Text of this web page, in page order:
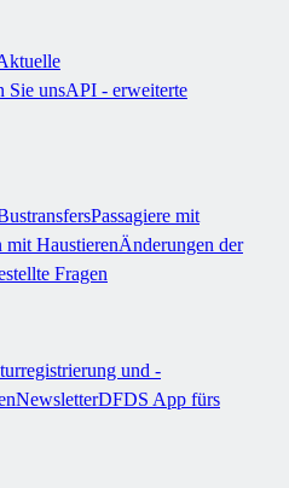
Sie unsAPI - erweiterte
Passagiere mit
mit HaustierenÄnderungen der
Fragen
und -
NewsletterDFDS App fürs